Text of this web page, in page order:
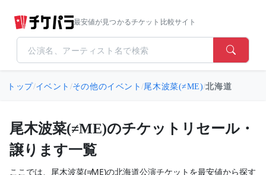
最安値が見つかるチケット比較サイト
トップ/イベント /その他のイベント/尾木波菜(≠ME)/北海道
尾木波菜(≠ME)のチケットリセール・
譲ります一覧
ここでは、尾木波菜(≠ME)の北海道公演チケットを最安値から探す